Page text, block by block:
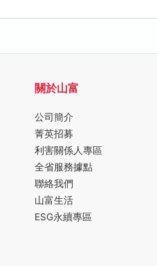
關於山富
公司簡介
菁英招募
利害關係人專區
全省服務據點
聯絡我們
山富生活
ESG永續專區